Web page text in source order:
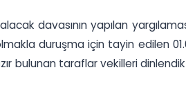
alacak davasının yapılan
duruşma için tayin edilen
bulunan taraflar vekilleri